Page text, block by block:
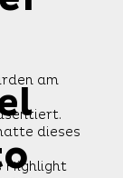
am
dieses
Highlight